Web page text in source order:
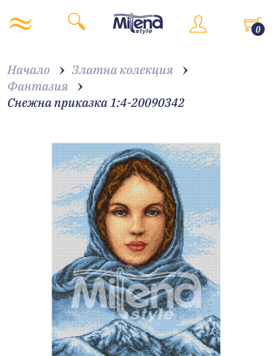
0
Начало
Златна колекция
Фантазия
Снежна приказка 1:4-20090342